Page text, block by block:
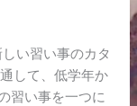
い習い事のカタ
して、低学年か
習い事を一つに